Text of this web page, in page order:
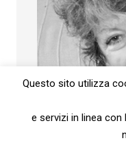
il ghostwriting
mi raccontano.
Questo sito utilizza
e servizi in linea